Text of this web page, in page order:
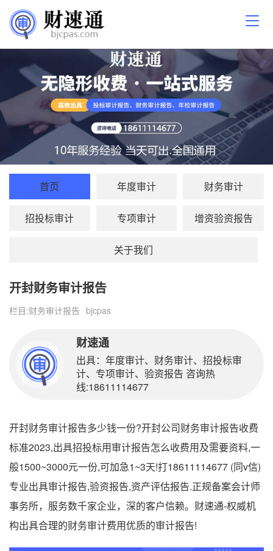
首页 年度审计 财务审计
招投标审计 专项审计 增资验资报告
关于我们
开封财务审计报告
栏目:财务审计报告 bjcpas
财速通
出具：年度审计、财务审计、招投标审
计、专项审计、验资报告 咨询热
线:18611114677
开封财务审计报告多少钱一份?开封公司财务审计报告收费
标准2023,出具招投标用审计报告怎么收费用及需要资料,一
般1500~3000元一份,可加急1~3天!打18611114677 (同v信)
专业出具审计报告,验资报告,资产评估报告.正规备案会计师
事务所，服务数千家企业，深的客户信赖。财速通-权威机
构出具合理的财务审计费用优质的审计报告!